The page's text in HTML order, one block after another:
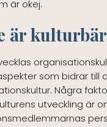
är okej.
är
som bidrar till
Några
utveckling är